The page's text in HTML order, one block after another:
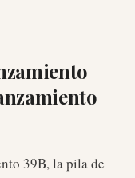
39B, la pila de